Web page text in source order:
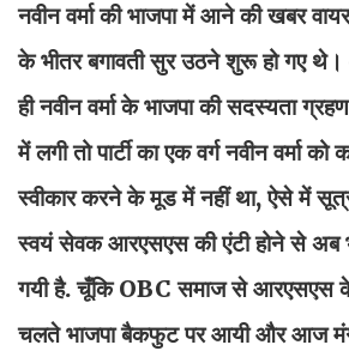
नवीन वर्मा की भाजपा में आने की खबर
के भीतर बगावती सुर उठने शुरू हो गए
ही नवीन वर्मा के भाजपा की सदस्यता
में लगी तो पार्टी का एक वर्ग नवीन वर्मा
स्वीकार करने के मूड में नहीं था, ऐसे में
स्वयं सेवक आरएसएस की एंटी होने से
गयी है. चूँकि OBC समाज से आरएसएस
चलते भाजपा बैकफुट पर आयी और आज